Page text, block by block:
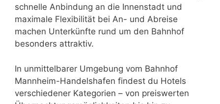
schnelle Anbindung an die Innenstadt und
maximale Flexibilität bei An- und Abreise
machen Unterkünfte rund um den Bahnhof
besonders attraktiv.
In unmittelbarer Umgebung vom Bahnhof
Mannheim-Handelshafen findest du Hotels
verschiedener Kategorien – von preiswerten